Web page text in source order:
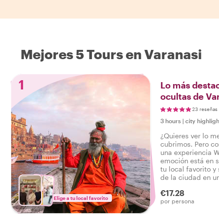
Mejores 5 Tours en Varanasi
1
Elige a tu local favorito
Lo más
ocultas de
23 reseñas
3 hours | city
¿Quieres ver lo
cubrimos. Pero
una experiencia
emoción está en
tu local favorito y
de la ciudad en
el verdadero
€17.28
por persona